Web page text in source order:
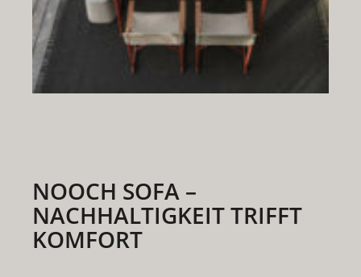
NOOCH SOFA –
NACHHALTIGKEIT TRIFFT
KOMFORT